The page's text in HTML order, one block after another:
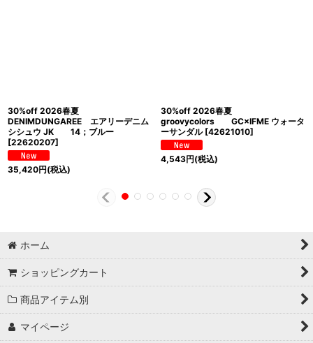
30%off 2026春夏
DENIMDUNGAREE エアリーデニム
シシュウ JK 14；ブルー
[22620207]
35,420円(税込)
30%off 2026春夏
groovycolors GC×IFME ウォータ
ーサンダル [42621010]
4,543円(税込)
ホーム
ショッピングカート
商品アイテム別
マイページ